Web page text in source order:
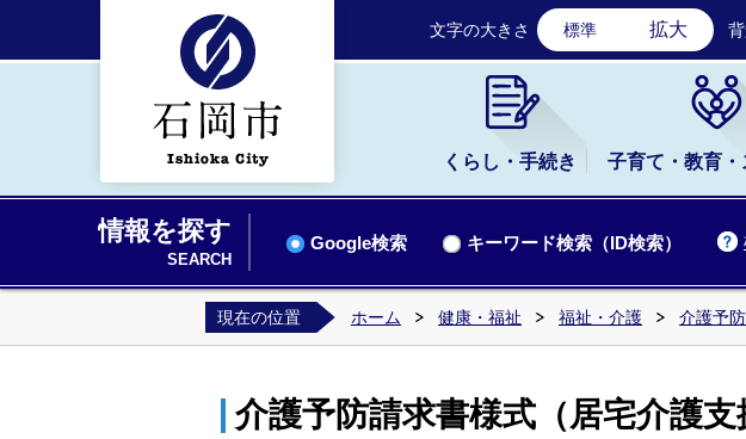
石岡市公式ホームペ
文字の大きさ 標準 拡大
くらし・手続き 子育て・教育・
情報を探す
SEARCH
Google検索 キーワード検索（ID検索）
現在の位置 ホーム 健康・福祉 福祉・介護 介護予防
介護予防請求書様式（居宅介護支